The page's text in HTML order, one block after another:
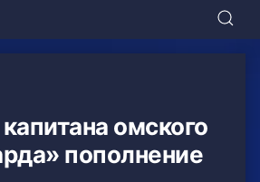
омского
пополнение